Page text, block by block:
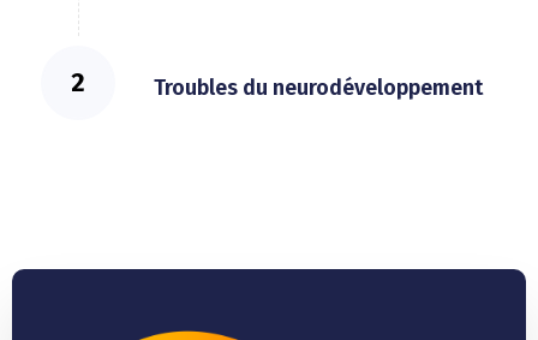
Troubles du neurodéveloppement